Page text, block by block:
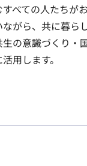
べての人たちが
がら、共に暮ら
生の意識づくり・
用します。